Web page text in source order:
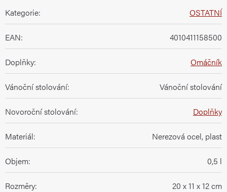
Kategorie: OSTATNÍ
EAN: 4010411158500
Doplňky: Omáčník
Vánoční stolování: Vánoční stolování
Novoroční stolování: Doplňky
Materiál: Nerezová ocel, plast
Objem: 0,5 l
Rozměry: 20 x 11 x 12 cm